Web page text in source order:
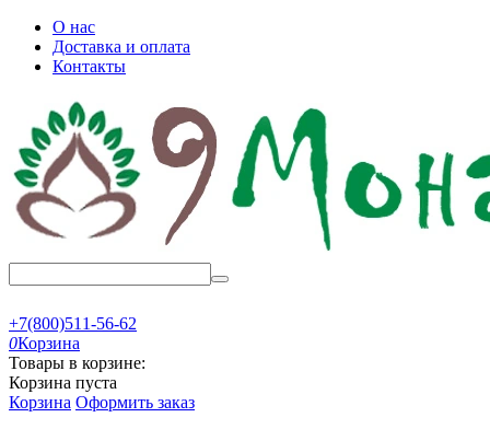
О нас
Доставка и оплата
Контакты
+7(800)511-56-62
0Корзина
Товары в корзине:
Корзина пуста
Корзина Оформить заказ